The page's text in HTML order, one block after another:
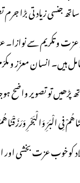
جنسی زیادتی بڑا
عزت و تکریم سے
ہیں۔ انسان معزّز و
پڑھیں تو تصویر واضح
فِی الْبَرِّ وَالْبَحْرِ
کوخوب عزت بخشی اور